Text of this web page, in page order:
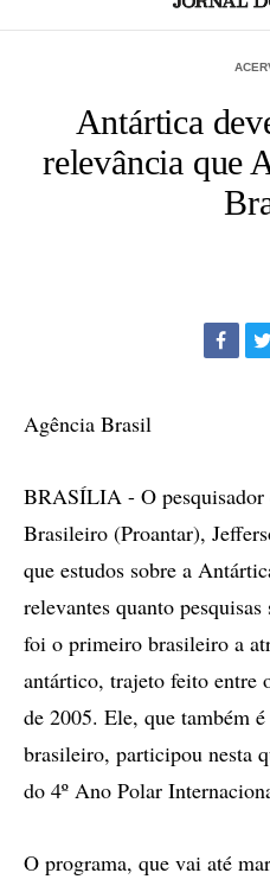
Antártica
relevância que
Agência Brasil
BRASÍLIA - O
Brasileiro (Proantar),
que estudos sobre a
relevantes quanto
foi o primeiro brasileiro a
antártico, trajeto feito entre
de 2005. Ele, que também
brasileiro, participou nesta
do 4º Ano Polar
O programa, que vai até